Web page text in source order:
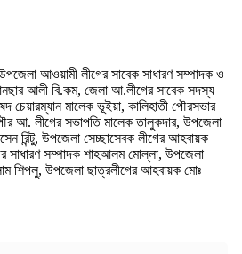
আওয়ামী লীগের সাবেক সাধারণ সম্পাদক ও
আলী বি.কম, জেলা আ.লীগের সাবেক সদস্য
চেয়ারম্যান মালেক ভূইয়া, কালিহাতী পৌরসভার
আ. লীগের সভাপতি মালেক তালুকদার, উপজেলা
রিন্টু, উপজেলা সেচ্ছাসেবক লীগের আহবায়ক
সাধারণ সম্পাদক শাহআলম মোল্লা, উপজেলা
শিপলু, উপজেলা ছাত্রলীগের আহবায়ক মোঃ